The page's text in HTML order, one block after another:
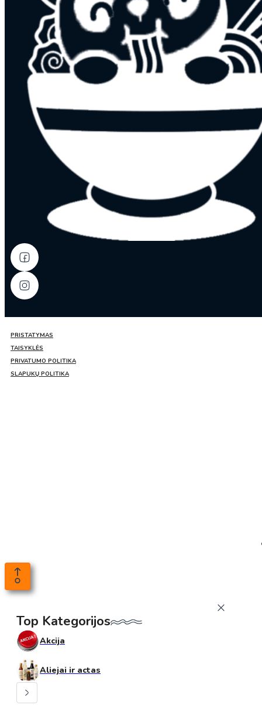
PRISTATYMAS
TAISYKLĖS
PRIVATUMO POLITIKA
SLAPUKŲ POLITIKA
Top Kategorijos
Akcija
Aliejai ir actas